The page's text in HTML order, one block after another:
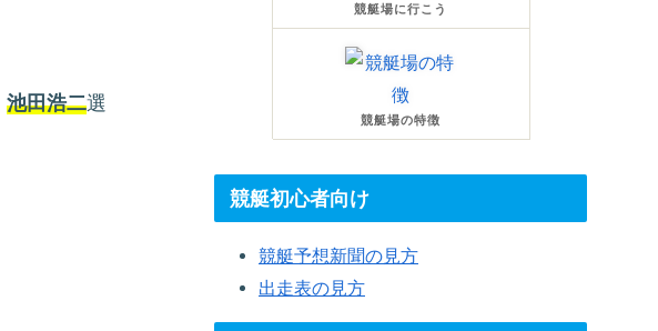
池田浩二選
競艇場に行こう
競艇場の特徴
競艇初心者向け
競艇予想新聞の見方
出走表の見方